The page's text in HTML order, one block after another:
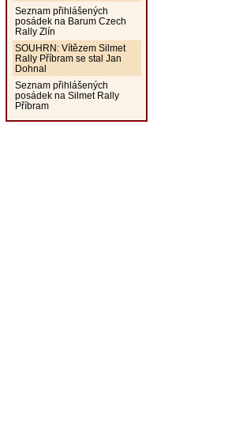
Seznam přihlášených
posádek na Barum Czech
Rally Zlín
SOUHRN: Vítězem Silmet
Rally Příbram se stal Jan
Dohnal
Seznam přihlášených
posádek na Silmet Rally
Příbram